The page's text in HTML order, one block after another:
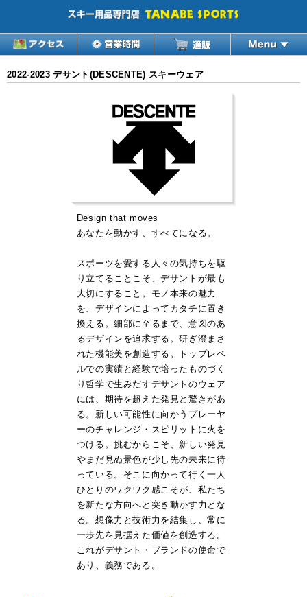
2022-2023 デサント(DESCENTE) スキーウェア
Design that moves
あなたを動かす、すべてになる。
スポーツを愛する人々の気持ちを駆
り立てることこそ、デサントが最も
大切にすること。モノ本来の魅力
を、デザインによってカタチに置き
換える。細部に至るまで、意図のあ
るデザインを追求する。研ぎ澄まさ
れた機能美を創造する。トップレベ
ルでの実績と経験で培ったものづく
り哲学で生みだすデサントのウェア
には、期待を超えた発見と驚きがあ
る。新しい可能性に向かうプレーヤ
ーのチャレンジ・スピリットに火を
つける。挑むからこそ、新しい発見
やまだ見ぬ景色が少し先の未来に待
っている。そこに向かって行く一人
ひとりのワクワク感こそが、私たち
を新たな方向へと突き動かす力とな
る。想像力と技術力を結集し、常に
一歩先を見据えた価値を創造する。
これがデサント・ブランドの使命で
あり、義務である。